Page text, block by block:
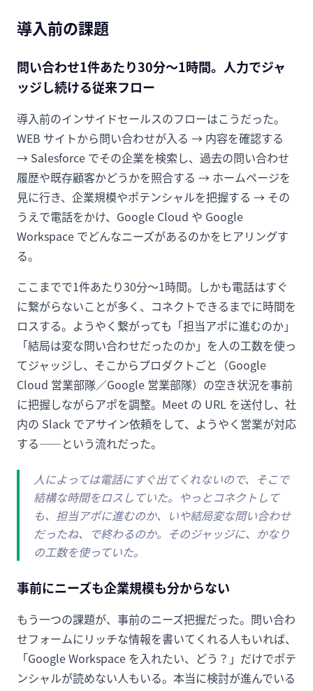
導入前の課題
問い合わせ1件あたり30分〜1時間。人力でジャ
ッジし続ける従来フロー
導入前のインサイドセールスのフローはこうだった。
WEB サイトから問い合わせが入る → 内容を確認する
→ Salesforce でその企業を検索し、過去の問い合わせ
履歴や既存顧客かどうかを照合する → ホームページを
見に行き、企業規模やポテンシャルを把握する → その
うえで電話をかけ、Google Cloud や Google
Workspace でどんなニーズがあるのかをヒアリングす
る。
ここまでで1件あたり30分〜1時間。しかも電話はすぐ
に繋がらないことが多く、コネクトできるまでに時間を
ロスする。ようやく繋がっても「担当アポに進むのか」
「結局は変な問い合わせだったのか」を人の工数を使っ
てジャッジし、そこからプロダクトごと（Google
Cloud 営業部隊／Google 営業部隊）の空き状況を事前
に把握しながらアポを調整。Meet の URL を送付し、社
内の Slack でアサイン依頼をして、ようやく営業が対応
する——という流れだった。
人によっては電話にすぐ出てくれないので、そこで
結構な時間をロスしていた。やっとコネクトして
も、担当アポに進むのか、いや結局変な問い合わせ
だったね、で終わるのか。そのジャッジに、かなり
の工数を使っていた。
事前にニーズも企業規模も分からない
もう一つの課題が、事前のニーズ把握だった。問い合わ
せフォームにリッチな情報を書いてくれる人もいれば、
「Google Workspace を入れたい、どう？」だけでポテ
ンシャルが読めない人もいる。本当に検討が進んでいる